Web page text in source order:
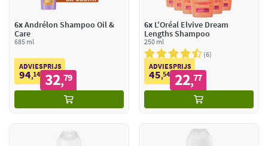
6xAndrélon Shampoo Oil &
Care
685 ml
ADVIESPRIJS
94,14 32,79
6xL'Oréal Elvive Dream
Lengths Shampoo
250 ml
6
ADVIESPRIJS
45,54 22,77